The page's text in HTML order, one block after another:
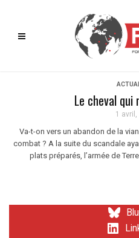
Le cheval
1 avril,
Va-t-on vers un abandon de la
combat ? A la suite du scandale
plats préparés, l’armée de